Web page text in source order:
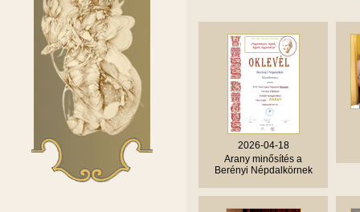
2026-04-18
Arany minősítés a
Berényi Népdalkörnek